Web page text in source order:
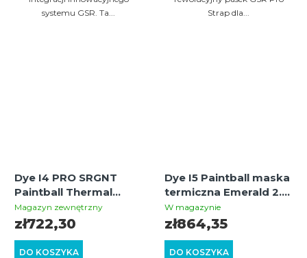
systemu GSR. Ta...
Strap dla...
Dye I4 PRO SRGNT
Paintball Thermal
Mask (Black/Olive)
Magazyn zewnętrzny
DO KOSZYKA
zł722,30
Dye I5 Paintball maska
termiczna Emerald 2.0
(czarno-limonkowa)
W magazynie
DO KOSZYKA
zł864,35